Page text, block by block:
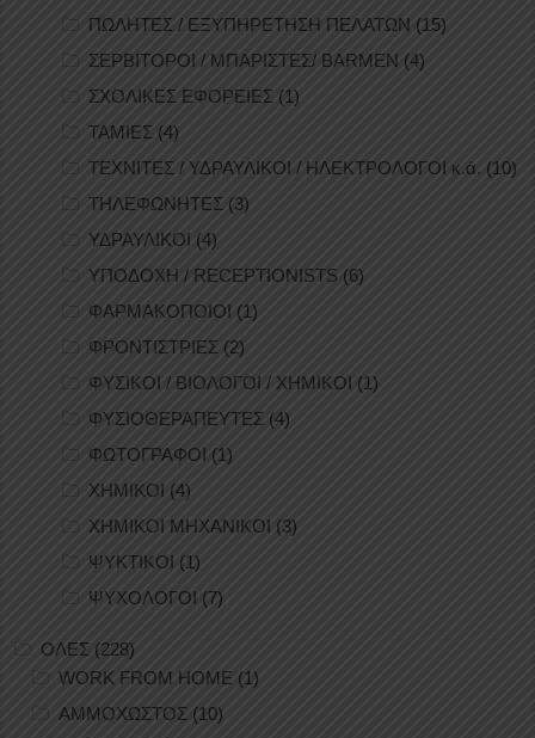
ΠΩΛΗΤΕΣ / ΕΞΥΠΗΡΕΤΗΣΗ ΠΕΛΑΤΩΝ (15)
ΣΕΡΒΙΤΟΡΟΙ / ΜΠΑΡΙΣΤΕΣ/ BARMEN (4)
ΣΧΟΛΙΚΕΣ ΕΦΟΡΕΙΕΣ (1)
ΤΑΜΙΕΣ (4)
ΤΕΧΝΙΤΕΣ / ΥΔΡΑΥΛΙΚΟΙ / ΗΛΕΚΤΡΟΛΟΓΟΙ κ.ά. (10)
ΤΗΛΕΦΩΝΗΤΕΣ (3)
ΥΔΡΑΥΛΙΚΟΙ (4)
ΥΠΟΔΟΧΗ / RECEPTIONISTS (6)
ΦΑΡΜΑΚΟΠΟΙΟΙ (1)
ΦΡΟΝΤΙΣΤΡΙΕΣ (2)
ΦΥΣΙΚΟΙ / ΒΙΟΛΟΓΟΙ / ΧΗΜΙΚΟΙ (1)
ΦΥΣΙΟΘΕΡΑΠΕΥΤΕΣ (4)
ΦΩΤΟΓΡΑΦΟΙ (1)
ΧΗΜΙΚΟΙ (4)
ΧΗΜΙΚΟΙ ΜΗΧΑΝΙΚΟΙ (3)
ΨΥΚΤΙΚΟΙ (1)
ΨΥΧΟΛΟΓΟΙ (7)
ΟΛΕΣ (228)
WORK FROM HOME (1)
ΑΜΜΟΧΩΣΤΟΣ (10)